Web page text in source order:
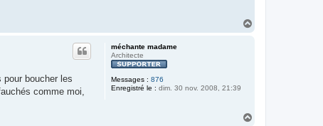
méchante madame
Architecte
Messages : 876
Enregistré le : dim. 30 nov. 2008, 21:39
boucher les
comme moi,